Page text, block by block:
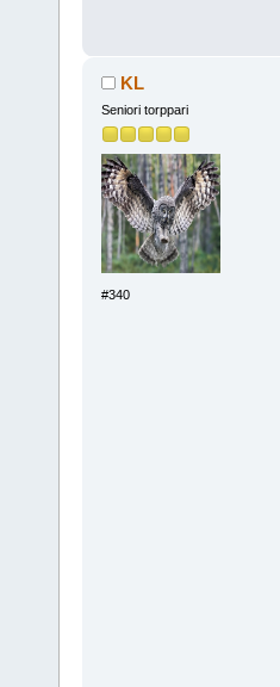
KL
Seniori torppari
#340